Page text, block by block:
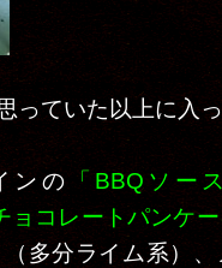
っていた以上に入
ンの
「BBQソー
ョコレートパンケ
（多分ライム系）